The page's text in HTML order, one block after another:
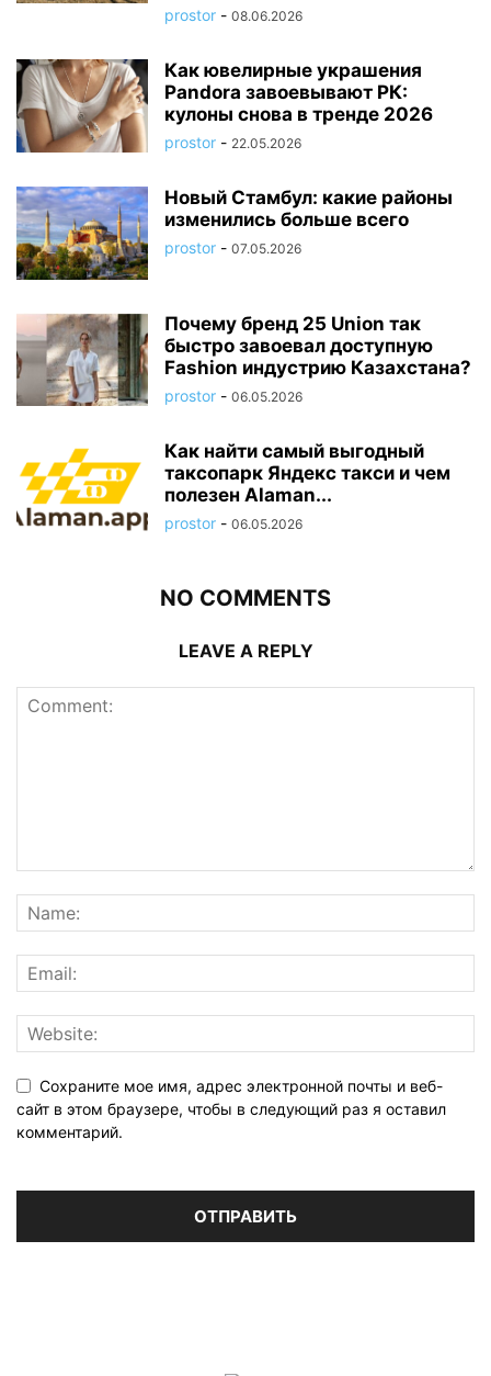
prostor - 08.06.2026
Как ювелирные украшения
Pandora завоевывают РК:
кулоны снова в тренде 2026
prostor - 22.05.2026
Новый Стамбул: какие районы
изменились больше всего
prostor - 07.05.2026
Почему бренд 25 Union так
быстро завоевал доступную
Fashion индустрию Казахстана?
prostor - 06.05.2026
Как найти самый выгодный
таксопарк Яндекс такси и чем
полезен Alaman...
prostor - 06.05.2026
NO COMMENTS
LEAVE A REPLY
Сохраните мое имя, адрес электронной почты и веб-
сайт в этом браузере, чтобы в следующий раз я оставил
комментарий.